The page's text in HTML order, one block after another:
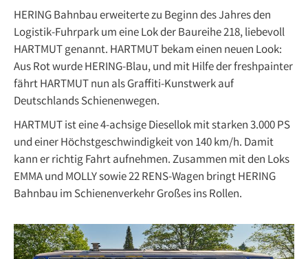
HERING Bahnbau erweiterte zu Beginn des Jahres den
Logistik-Fuhrpark um eine Lok der Baureihe 218, liebevoll
HARTMUT genannt. HARTMUT bekam einen neuen Look:
Aus Rot wurde HERING-Blau, und mit Hilfe der freshpainter
fährt HARTMUT nun als Graffiti-Kunstwerk auf
Deutschlands Schienenwegen.
HARTMUT ist eine 4-achsige Diesellok mit starken 3.000 PS
und einer Höchstgeschwindigkeit von 140 km/h. Damit
kann er richtig Fahrt aufnehmen. Zusammen mit den Loks
EMMA und MOLLY sowie 22 RENS-Wagen bringt HERING
Bahnbau im Schienenverkehr Großes ins Rollen.